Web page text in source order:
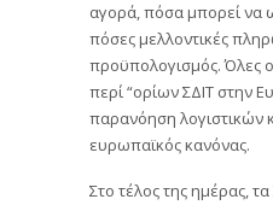
αγορά, πόσα μπορεί να
πόσες μελλοντικές
προϋπολογισμός. Όλες
περί “ορίων ΣΔΙΤ στην
παρανόηση λογιστικών
ευρωπαϊκός κανόνας.
Στο τέλος της ημέρας, τα